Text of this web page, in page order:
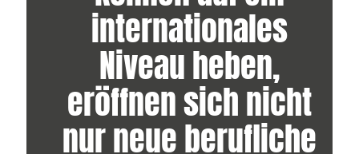
internationales
Niveau heben,
eröffnen sich nicht
nur neue berufliche